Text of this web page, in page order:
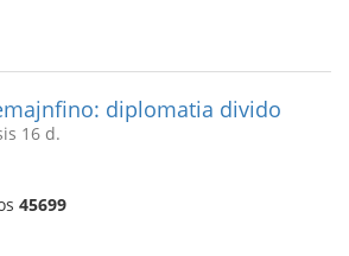
diplomatia divido
16 d.
45699